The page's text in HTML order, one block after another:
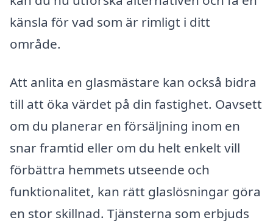
känsla för vad som är rimligt i ditt
område.
Att anlita en glasmästare kan också bidra
till att öka värdet på din fastighet. Oavsett
om du planerar en försäljning inom en
snar framtid eller om du helt enkelt vill
förbättra hemmets utseende och
funktionalitet, kan rätt glaslösningar göra
en stor skillnad. Tjänsterna som erbjuds